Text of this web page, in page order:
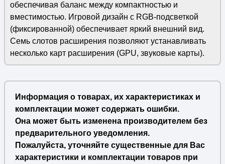
обеспечивая баланс между компактностью и
вместимостью. Игровой дизайн с RGB-подсветкой
(фиксированной) обеспечивает яркий внешний вид.
Семь слотов расширения позволяют устанавливать
несколько карт расширения (GPU, звуковые карты).
Информация о товарах, их характеристиках и
комплектации может содержать ошибки.
Она может быть изменена производителем без
предварительного уведомления.
Пожалуйста, уточняйте существенные для Вас
характеристики и комплектации товаров при